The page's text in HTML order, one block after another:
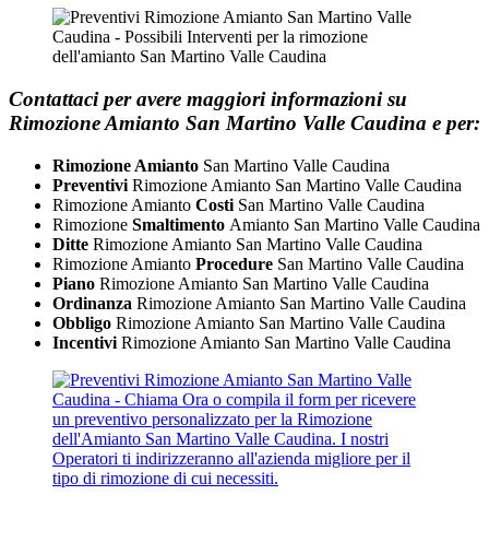
Contattaci per avere maggiori informazioni su
Rimozione Amianto San Martino Valle Caudina e per:
Rimozione Amianto San Martino Valle Caudina
Preventivi Rimozione Amianto San Martino Valle Caudina
Rimozione Amianto Costi San Martino Valle Caudina
Rimozione Smaltimento Amianto San Martino Valle Caudina
Ditte Rimozione Amianto San Martino Valle Caudina
Rimozione Amianto Procedure San Martino Valle Caudina
Piano Rimozione Amianto San Martino Valle Caudina
Ordinanza Rimozione Amianto San Martino Valle Caudina
Obbligo ​Rimozione Amianto San Martino Valle Caudina
Incentivi ​Rimozione Amianto San Martino Valle Caudina